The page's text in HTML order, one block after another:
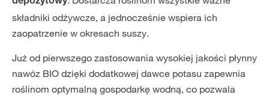
składniki odżywcze, a jednocześnie wspiera ich
zaopatrzenie w okresach suszy.
Już od pierwszego zastosowania wysokiej jakości płynny
nawóz BIO dzięki dodatkowej dawce potasu zapewnia
roślinom optymalną gospodarkę wodną, co pozwala